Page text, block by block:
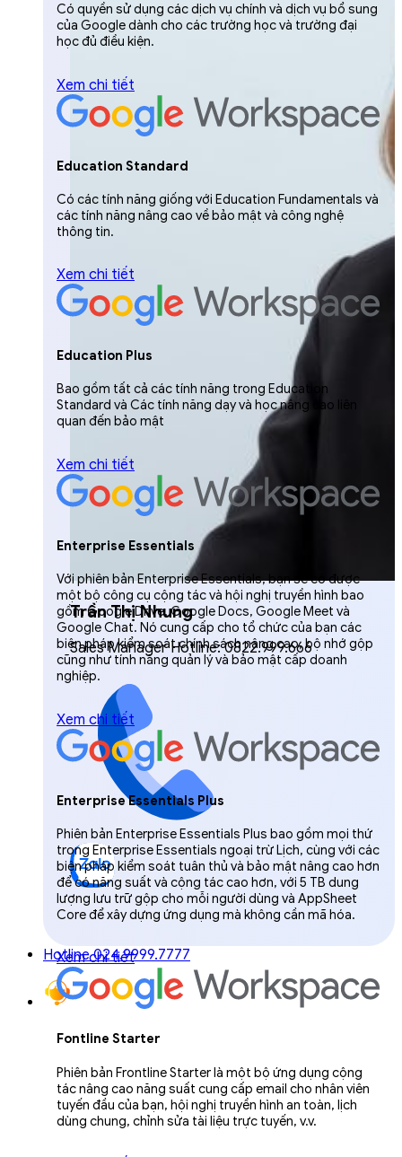
Trần Thị Nhung
Sales Manager Hotline: 0822.999.666
Hotline 024.9999.7777
Có quyền sử dụng các dịch vụ chính và dịch vụ bổ sung
của Google dành cho các trường học và trường đại
học đủ điều kiện.
Xem chi tiết
Education Standard
Có các tính năng giống với Education Fundamentals và
các tính năng nâng cao về bảo mật và công nghệ
thông tin.
Xem chi tiết
Education Plus
Bao gồm tất cả các tính năng trong Education
Standard và Các tính năng dạy và học nâng cao liên
quan đến bảo mật
Xem chi tiết
Enterprise Essentials
Với phiên bản Enterprise Essentials, bạn sẽ có được
một bộ công cụ cộng tác và hội nghị truyền hình bao
gồm Google Drive, Google Docs, Google Meet và
Google Chat. Nó cung cấp cho tổ chức của bạn các
biện pháp kiểm soát chính sách nâng cao, bộ nhớ gộp
cũng như tính năng quản lý và bảo mật cấp doanh
nghiệp.
Xem chi tiết
Enterprise Essentials Plus
Phiên bản Enterprise Essentials Plus bao gồm mọi thứ
trong Enterprise Essentials ngoại trừ Lịch, cùng với các
biện pháp kiểm soát tuân thủ và bảo mật nâng cao hơn
để có năng suất và cộng tác cao hơn, với 5 TB dung
lượng lưu trữ gộp cho mỗi người dùng và AppSheet
Core để xây dựng ứng dụng mà không cần mã hóa.
Xem chi tiết
Fontline Starter
Phiên bản Frontline Starter là một bộ ứng dụng cộng
tác nâng cao năng suất cung cấp email cho nhân viên
tuyến đầu của bạn, hội nghị truyền hình an toàn, lịch
dùng chung, chỉnh sửa tài liệu trực tuyến, v.v.